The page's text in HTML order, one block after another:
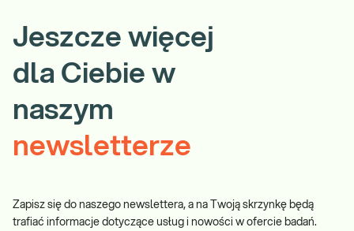
Jeszcze więcej
dla Ciebie w
naszym
newsletterze
Zapisz się do naszego newslettera, a na Twoją skrzynkę będą
trafiać informacje dotyczące usług i nowości w ofercie badań.